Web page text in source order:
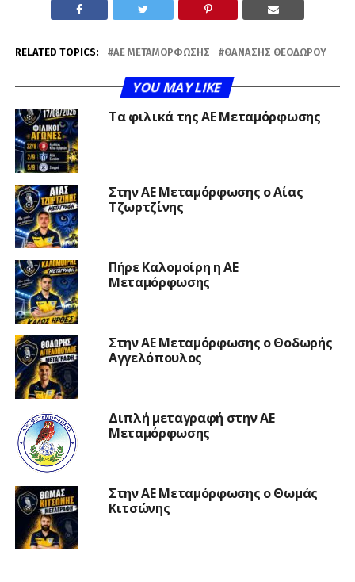
RELATED TOPICS: ΑΕ ΜΕΤΑΜΌΡΦΩΣΗΣ ΘΑΝΆΣΗΣ ΘΕΟΔΏΡΟΥ
YOU MAY LIKE
Τα φιλικά της ΑΕ Μεταμόρφωσης
Στην ΑΕ Μεταμόρφωσης ο Αίας
Τζωρτζίνης
Πήρε Καλομοίρη η ΑΕ
Μεταμόρφωσης
Στην ΑΕ Μεταμόρφωσης ο Θοδωρής
Αγγελόπουλος
Διπλή μεταγραφή στην ΑΕ
Μεταμόρφωσης
Στην ΑΕ Μεταμόρφωσης ο Θωμάς
Κιτσώνης